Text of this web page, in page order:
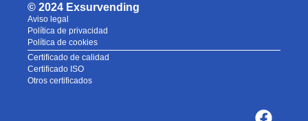
© 2024 Exsurvending
Aviso legal
Política de privacidad
Política de cookies
Certificado de calidad
Certificado ISO
Otros certificados
F